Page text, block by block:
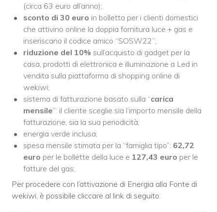
(circa 63 euro all’anno);
sconto di 30 euro in bolletta per i clienti domestici
che attivino online la doppia fornitura luce + gas e
inseriscano il codice amico “SOSW22”;
riduzione del 10% sull’acquisto di gadget per la
casa, prodotti di elettronica e illuminazione a Led in
vendita sulla piattaforma di shopping online di
wekiwi;
sistema di fatturazione basato sulla “carica
mensile”: il cliente sceglie sia l’importo mensile della
fatturazione, sia la sua periodicità;
energia verde inclusa;
spesa mensile stimata per la “famiglia tipo”: 62,72
euro per le bollette della luce e 127,43 euro per le
fatture del gas;
Per procedere con l’attivazione di Energia alla Fonte di
wekiwi, è possibile cliccare al link di seguito: